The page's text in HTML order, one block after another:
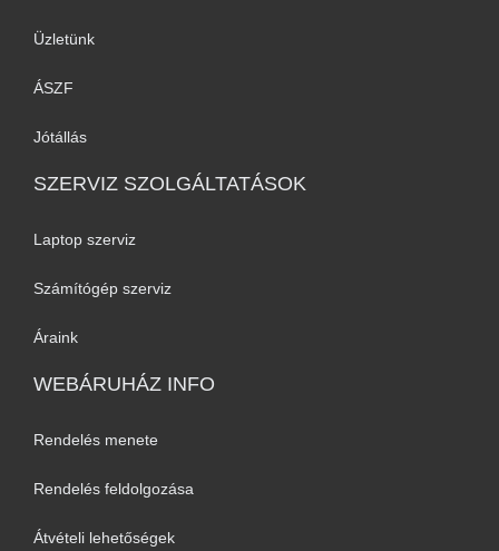
Üzletünk
ÁSZF
Jótállás
SZERVIZ SZOLGÁLTATÁSOK
Laptop szerviz
Számítógép szerviz
Áraink
WEBÁRUHÁZ INFO
Rendelés menete
Rendelés feldolgozása
Átvételi lehetőségek